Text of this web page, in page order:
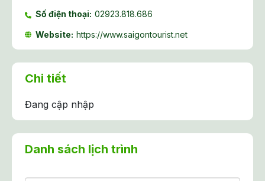
Số điện thoại: 02923.818.686
Website: https://www.saigontourist.net
Chi tiết
Đang cập nhập
Danh sách lịch trình